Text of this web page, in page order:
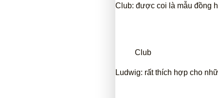
Club: được coi là mẫu đồng
Club
Ludwig: rất thích hợp cho